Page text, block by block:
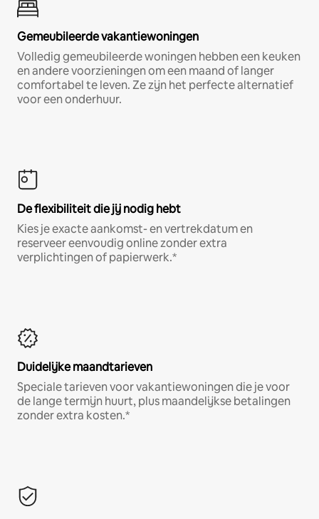
Gemeubileerde vakantiewoningen
Volledig gemeubileerde woningen hebben een keuken
en andere voorzieningen om een maand of langer
comfortabel te leven. Ze zijn het perfecte alternatief
voor een onderhuur.
De flexibiliteit die jij nodig hebt
Kies je exacte aankomst- en vertrekdatum en
reserveer eenvoudig online zonder extra
verplichtingen of papierwerk.*
Duidelijke maandtarieven
Speciale tarieven voor vakantiewoningen die je voor
de lange termijn huurt, plus maandelijkse betalingen
zonder extra kosten.*